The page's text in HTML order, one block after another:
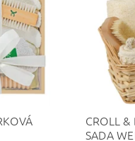
CROLL &
SADA